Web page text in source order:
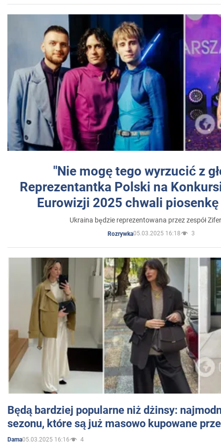
"Nie mogę tego wyrzucić z
Reprezentantka Polski na
Eurowizji 2025 chwali
Ukraina będzie reprezentowana przez zespół
Rozrywka05.03.2025 16:18 3
Będą bardziej popularne niż dżinsy:
sezonu, które są już masowo kupowane
Dama05.03.2025 16:16 4